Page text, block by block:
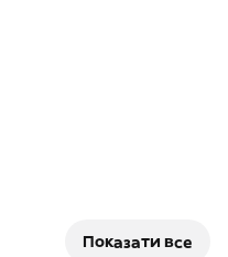
Показати все